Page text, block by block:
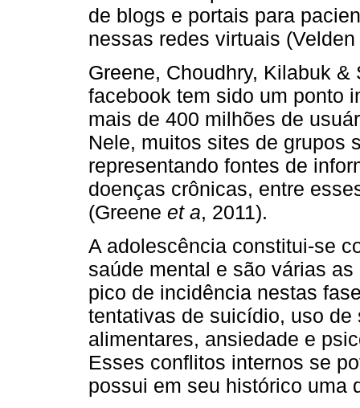
de blogs e portais para
nessas redes virtuais
Greene, Choudhry, Kilabuk
facebook tem sido um ponto
mais de 400 milhões de
Nele, muitos sites de grupos
representando fontes de
doenças crônicas, entre
(Greene et a, 2011).
A adolescência constitui-se
saúde mental e são várias
pico de incidência nestas
tentativas de suicídio, uso
alimentares, ansiedade e
Esses conflitos internos se
possui em seu histórico uma